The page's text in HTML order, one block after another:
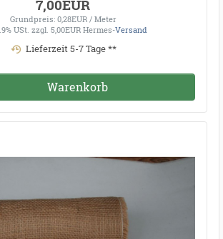
7,00EUR
Grundpreis: 0,28EUR / Meter
USt. zzgl. 5,00EUR Hermes-Versand
Lieferzeit 5-7 Tage **
Warenkorb